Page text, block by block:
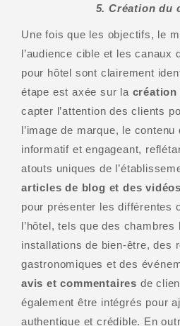
5. Création du
Une fois que les objectifs, le
l’audience cible et les canaux
pour hôtel sont clairement
étape est axée sur la création
capter l’attention des clients
l’image de marque, le
informatif et engageant,
atouts uniques de
articles de blog et des vidéos
pour présenter les différentes
l’hôtel, tels que des chambres
installations de bien-être, des
gastronomiques et des
avis et commentaires de
également être intégrés pour
authentique et crédible. En